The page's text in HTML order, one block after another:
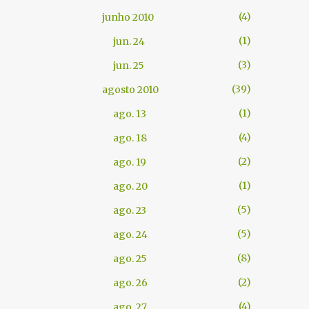
junho 2010
4
jun. 24
1
jun. 25
3
agosto 2010
39
ago. 13
1
ago. 18
4
ago. 19
2
ago. 20
1
ago. 23
5
ago. 24
5
ago. 25
8
ago. 26
2
4